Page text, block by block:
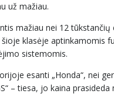
už mažiau.
mažiau nei 12
klasėje aptinkamomis
sistemomis.
esanti „Honda“, nei
– tiesa, jo kaina